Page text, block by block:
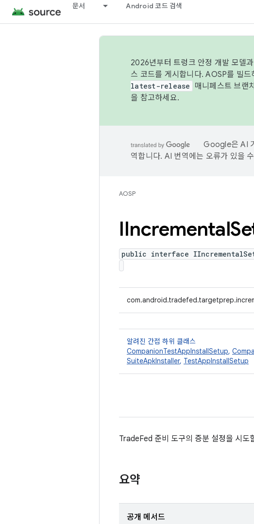
문서 Android 코드 검색
2026년부터 트렁크 안정 개발 모델
스 코드를 게시합니다. AOSP를 빌드
latest-release
매니페스트 브랜
을 참고하세요.
Google은 AI
역합니다. AI 번역에는 오류가 있을
AOSP
IIncremental
public interface
알려진 간접 하위 클래스
CompanionTestAppInstallSetup,
SuiteApkInstaller, TestAppInstallSetup
TradeFed 준비 도구의 증분 설정을 시도
요약
공개 메서드